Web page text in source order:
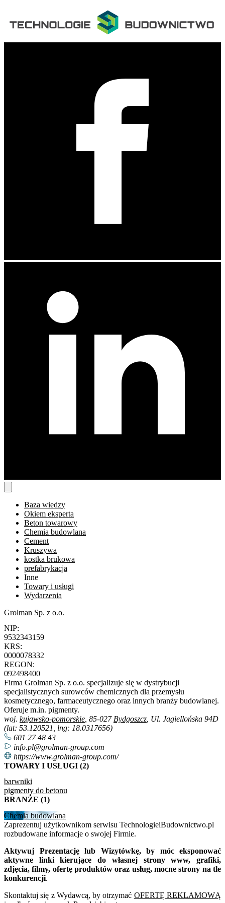
Baza wiedzy
Okiem eksperta
Beton towarowy
Chemia budowlana
Cement
Kruszywa
kostka brukowa
prefabrykacja
Inne
Towary i usługi
Wydarzenia
Grolman Sp. z o.o.
NIP:
9532343159
KRS:
0000078332
REGON:
092498400
Firma Grolman Sp. z o.o. specjalizuje się w dystrybucji
specjalistycznych surowców chemicznych dla przemysłu
kosmetycznego, farmaceutycznego oraz innych branży budowlanej.
Oferuje m.in. pigmenty.
woj. kujawsko-pomorskie , 85-027 Bydgoszcz , Ul. Jagiellońska 94D
(lat: 53.120521, lng: 18.0317656)
601 27 48 43
info.pl@grolman-group.com
https://www.grolman-group.com/
TOWARY I USŁUGI (2)
barwniki
pigmenty do betonu
BRANŻE (1)
Chemia budowlana
Zaprezentuj użytkownikom serwisu TechnologieiBudownictwo.pl
rozbudowane informacje o swojej Firmie.
Aktywuj Prezentację lub Wizytówkę, by móc eksponować
aktywne linki kierujące do własnej strony www, grafiki,
zdjęcia, filmy, ofertę produktów oraz usług, mocne strony na tle
konkurencji.
Skontaktuj się z Wydawcą, by otrzymać OFERTĘ REKLAMOWĄ